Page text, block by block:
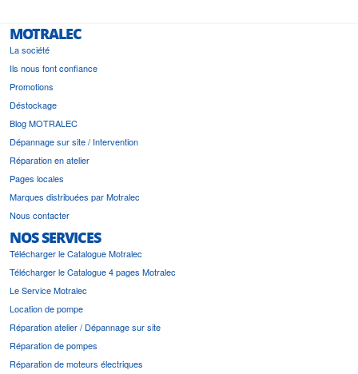
MOTRALEC
La société
Ils nous font confiance
Promotions
Déstockage
Blog MOTRALEC
Dépannage sur site / Intervention
Réparation en atelier
Pages locales
Marques distribuées par Motralec
Nous contacter
NOS SERVICES
Télécharger le Catalogue Motralec
Télécharger le Catalogue 4 pages Motralec
Le Service Motralec
Location de pompe
Réparation atelier / Dépannage sur site
Réparation de pompes
Réparation de moteurs électriques